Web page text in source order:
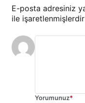
E-posta adresiniz
ile işaretlenmişlerdir
Yorumunuz*